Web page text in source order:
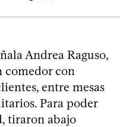
Andrea Raguso,
comedor con
entre mesas
Para poder
tiraron abajo